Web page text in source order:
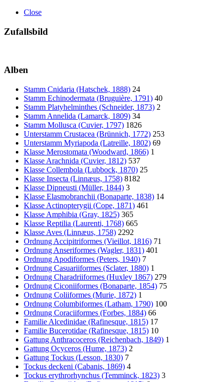
Close
Zufallsbild
Alben
Stamm Cnidaria (Hatschek, 1888) 24
Stamm Echinodermata (Bruguière, 1791) 40
Stamm Platyhelminthes (Schneider, 1873) 2
Stamm Annelida (Lamarck, 1809) 34
Stamm Mollusca (Cuvier, 1797) 1826
Unterstamm Crustacea (Brünnich, 1772) 253
Unterstamm Myriapoda (Latreille, 1802) 69
Klasse Merostomata (Woodward, 1866) 1
Klasse Arachnida (Cuvier, 1812) 537
Klasse Collembola (Lubbock, 1870) 25
Klasse Insecta (Linnæus, 1758) 8182
Klasse Dipneusti (Müller, 1844) 3
Klasse Elasmobranchii (Bonaparte, 1838) 14
Klasse Actinopterygii (Cope, 1871) 461
Klasse Amphibia (Gray, 1825) 365
Klasse Reptilia (Laurenti, 1768) 665
Klasse Aves (Linnæus, 1758) 2292
Ordnung Accipitriformes (Vieillot, 1816) 71
Ordnung Anseriformes (Wagler, 1831) 401
Ordnung Apodiformes (Peters, 1940) 7
Ordnung Casuariiformes (Sclater, 1880) 1
Ordnung Charadriiformes (Huxley 1867) 279
Ordnung Ciconiiformes (Bonaparte, 1854) 75
Ordnung Coliiformes (Murie, 1872) 1
Ordnung Columbiformes (Latham, 1790) 100
Ordnung Coraciiformes (Forbes, 1884) 66
Familie Alcedinidae (Rafinesque, 1815) 17
Familie Bucerotidae (Rafinesque, 1815) 10
Gattung Anthracoceros (Reichenbach, 1849) 1
Gattung Ocyceros (Hume, 1873) 2
Gattung Tockus (Lesson, 1830) 7
Tockus deckeni (Cabanis, 1869) 4
Tockus erythrorhynchus (Temminck, 1823) 3